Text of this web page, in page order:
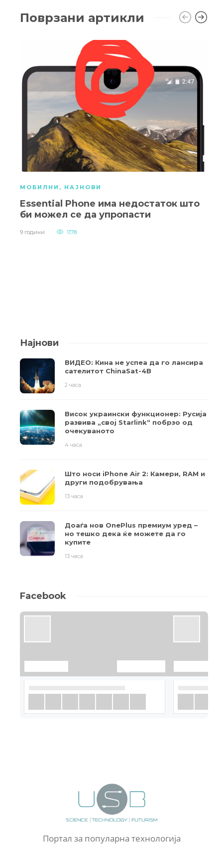
Поврзани артикли
МОБИЛНИ , НАЈНОВИ
Essential Phone има недостаток што
би можел се да упропасти
9 години 1178
Најнови
ВИДЕО: Кина не успеа да го лансира
сателитот ChinaSat-4B
2 часа
Висок украински функционер: Русија
развива „свој Starlink“ побрзо од
очекуваното
4 часа
Што носи iPhone Air 2: Камери, RAM и
други подобрувања
13 часа
Доаѓа нов OnePlus премиум уред –
но тешко дека ќе можете да го
купите
13 часа
Facebook
Портал за популарна технологија